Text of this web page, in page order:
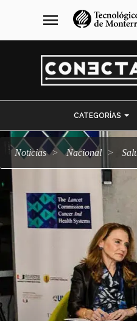
navegación
principal
menu
CATEGORÍAS
Noticias Nacional